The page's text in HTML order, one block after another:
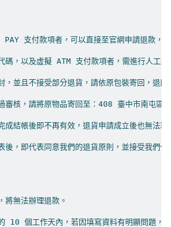
支付款項者，可以直接至官網申請退款，並
，以及虛擬 ATM 支付款項者，需進行人工
並且不接受部分退貨，請依原包裝寄回，退
審核，請將原物品寄回至：408 臺中市南
結帳後即不再有效，退貨申請成立後也無法取
，即代表同意我們的退貨原則，並接受我們代
無法辦理退款。
10 個工作天內，若因填寫資料有明顯問題，